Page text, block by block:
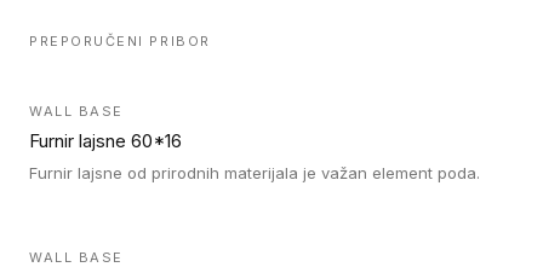
PREPORUČENI PRIBOR
WALL BASE
Furnir lajsne 60*16
Furnir lajsne od prirodnih materijala je važan element poda.
WALL BASE